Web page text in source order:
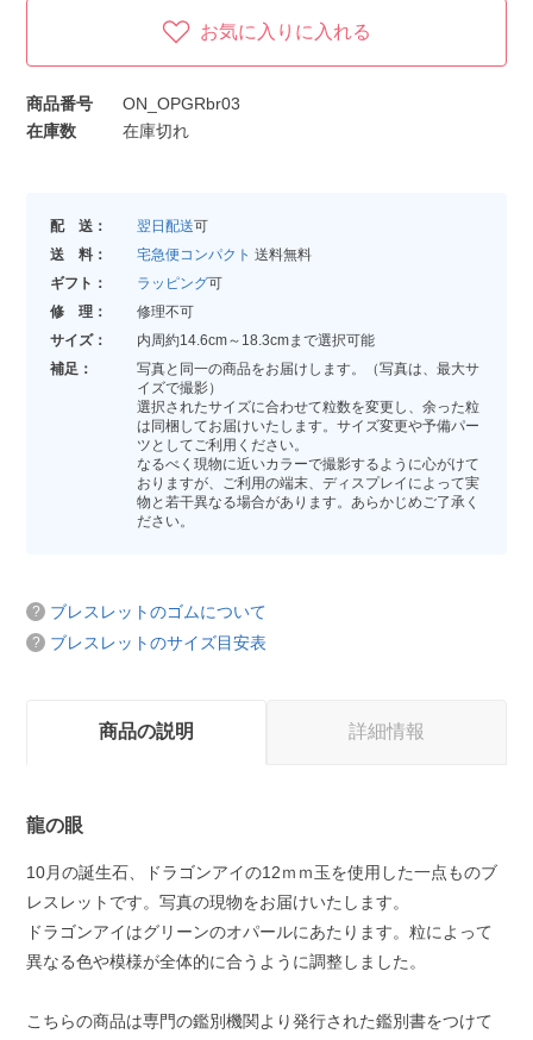
お気に入りに入れる
商品番号
ON_OPGRbr03
在庫数
在庫切れ
配 送： 翌日配送可
送 料：
宅急便コンパクト 送料無料
ギフト：
ラッピング可
修 理：
修理不可
サイズ：
内周約14.6cm～18.3cmまで選択可能
補足：
写真と同一の商品をお届けします。（写真は、最大サ
イズで撮影）
選択されたサイズに合わせて粒数を変更し、余った粒
は同梱してお届けいたします。サイズ変更や予備パー
ツとしてご利用ください。
なるべく現物に近いカラーで撮影するように心がけて
おりますが、ご利用の端末、ディスプレイによって実
物と若干異なる場合があります。あらかじめご了承く
ださい。
ブレスレットのゴムについて
ブレスレットのサイズ目安表
商品の説明 詳細情報
龍の眼
10月の誕生石、ドラゴンアイの12ｍｍ玉を使用した一点ものブ
レスレットです。写真の現物をお届けいたします。
ドラゴンアイはグリーンのオパールにあたります。粒によって
異なる色や模様が全体的に合うように調整しました。
こちらの商品は専門の鑑別機関より発行された鑑別書をつけて